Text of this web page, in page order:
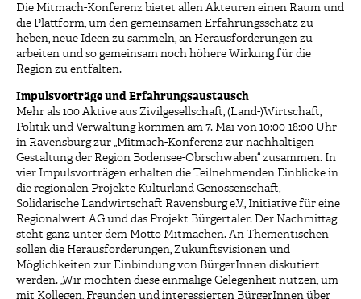
Die Mitmach-Konferenz bietet allen Akteuren einen Raum und
die Plattform, um den gemeinsamen Erfahrungsschatz zu
heben, neue Ideen zu sammeln, an Herausforderungen zu
arbeiten und so gemeinsam noch höhere Wirkung für die
Region zu entfalten.
Impulsvorträge und Erfahrungsaustausch
Mehr als 100 Aktive aus Zivilgesellschaft, (Land-)Wirtschaft,
Politik und Verwaltung kommen am 7. Mai von 10:00-18:00 Uhr
in Ravensburg zur „Mitmach-Konferenz zur nachhaltigen
Gestaltung der Region Bodensee-Obrschwaben“ zusammen. In
vier Impulsvorträgen erhalten die Teilnehmenden Einblicke in
die regionalen Projekte Kulturland Genossenschaft,
Solidarische Landwirtschaft Ravensburg e.V., Initiative für eine
Regionalwert AG und das Projekt Bürgertaler. Der Nachmittag
steht ganz unter dem Motto Mitmachen. An Thementischen
sollen die Herausforderungen, Zukunftsvisionen und
Möglichkeiten zur Einbindung von BürgerInnen diskutiert
werden. „Wir möchten diese einmalige Gelegenheit nutzen, um
mit Kollegen, Freunden und interessierten BürgerInnen über